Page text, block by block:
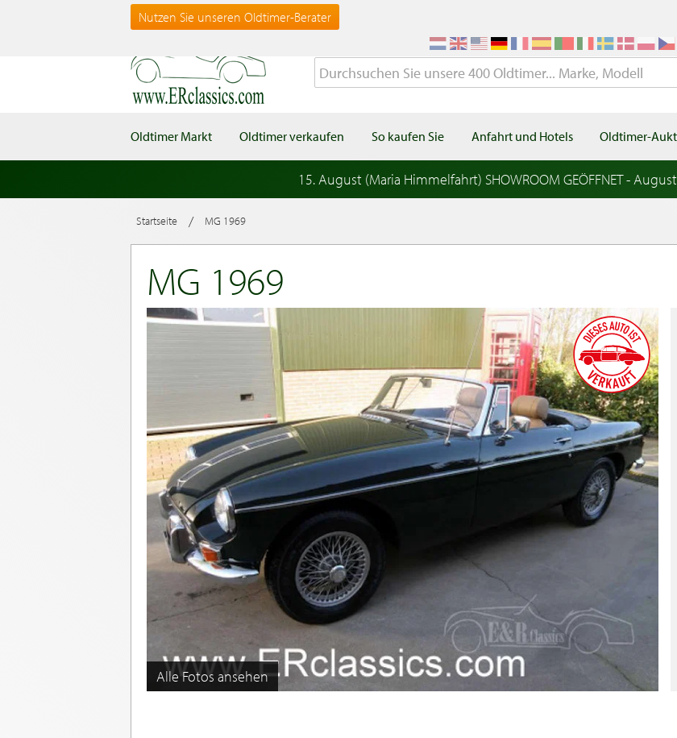
Nutzen Sie unseren Oldtimer-Berater
Oldtimer Markt Oldtimer verkaufen So kaufen Sie Anfahrt und Hotels Oldtimer-
15. August (Maria Himmelfahrt) SHOWROOM GEÖFFNET -
Startseite / MG 1969
MG 1969
Alle Fotos ansehen